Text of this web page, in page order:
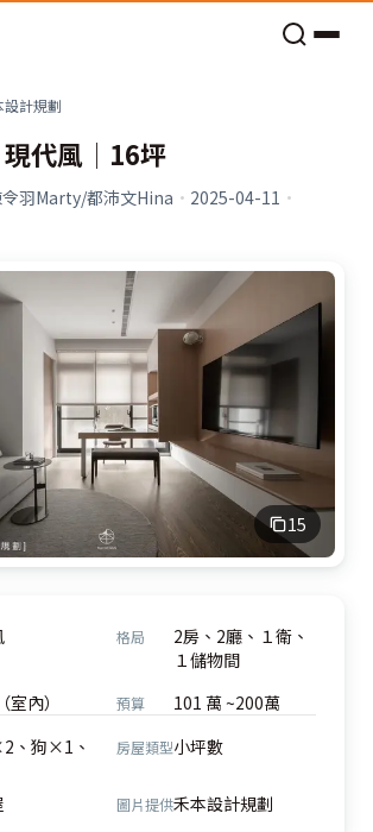
設計規劃
代風│16坪
令羽Marty/都沛文Hina · 2025-04-11 ·
15
格局
2房、2廳、１衛、
１儲物間
室內） 預算 101 萬 ~200萬
、狗×1、
房屋類型小坪數
圖片提供禾本設計規劃